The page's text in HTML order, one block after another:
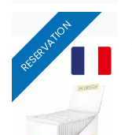
RESERVATION